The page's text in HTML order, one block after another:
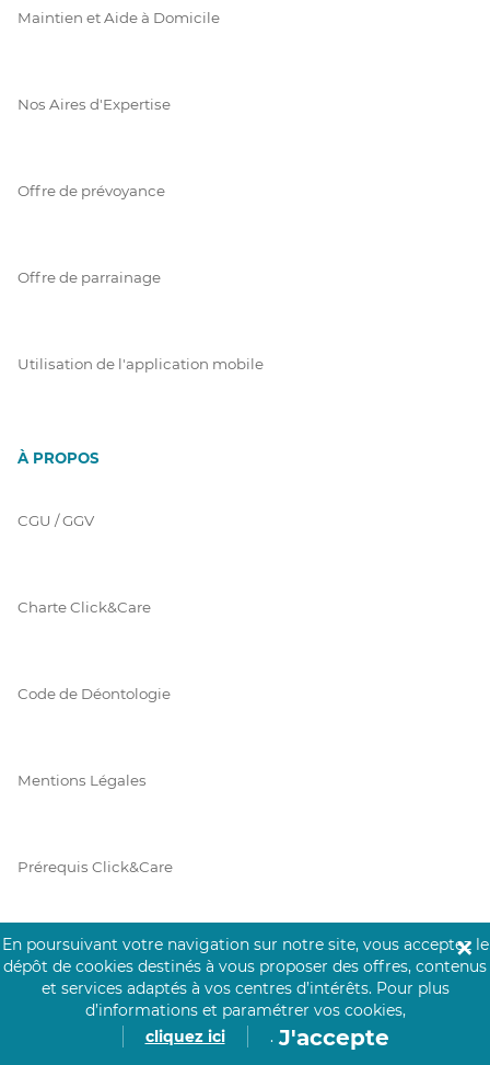
Maintien et Aide à Domicile
Nos Aires d'Expertise
Offre de prévoyance
Offre de parrainage
Utilisation de l'application mobile
À PROPOS
CGU / GGV
Charte Click&Care
Code de Déontologie
Mentions Légales
Prérequis Click&Care
Protection des Données
En poursuivant votre navigation sur notre site, vous acceptez le
dépôt de cookies destinés à vous proposer des offres, contenus
et services adaptés à vos centres d’intérêts. Pour plus
d’informations et paramétrer vos cookies,
cliquez ici
. J'accepte
✕